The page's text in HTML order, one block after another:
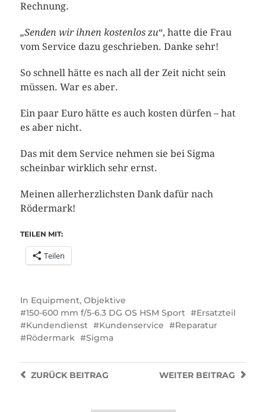
Rechnung.
„Senden wir ihnen kostenlos zu“, hatte die Frau
vom Service dazu geschrieben. Danke sehr!
So schnell hätte es nach all der Zeit nicht sein
müssen. War es aber.
Ein paar Euro hätte es auch kosten dürfen – hat
es aber nicht.
Das mit dem Service nehmen sie bei Sigma
scheinbar wirklich sehr ernst.
Meinen allerherzlichsten Dank dafür nach
Rödermark!
TEILEN MIT:
Teilen
In Equipment, Objektive
150-600 mm f/5-6.3 DG OS HSM Sport
Ersatzteil
Kundendienst
Kundenservice
Reparatur
Rödermark
Sigma
WEITER BEITRAG
ZURÜCKBEITRAG